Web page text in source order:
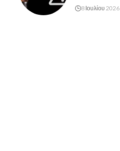
8 Ιουλίου 2026